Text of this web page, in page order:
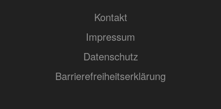
Kontakt
Impressum
Datenschutz
Barrierefreiheitserklärung